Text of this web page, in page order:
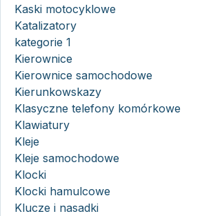
Kaski motocyklowe
Katalizatory
kategorie 1
Kierownice
Kierownice samochodowe
Kierunkowskazy
Klasyczne telefony komórkowe
Klawiatury
Kleje
Kleje samochodowe
Klocki
Klocki hamulcowe
Klucze i nasadki